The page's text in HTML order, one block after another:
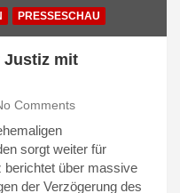
PRESSESCHAU
Justiz mit
Comments
sorgt weiter für
berichtet über massive
der Verzögerung des